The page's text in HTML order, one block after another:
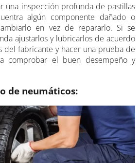
una inspección profunda de pastillas
algún componente dañado o
en vez de repararlo. Si se
ajustarlos y lubricarlos de acuerdo
del fabricante y hacer una prueba de
comprobar el buen desempeño y
de neumáticos: